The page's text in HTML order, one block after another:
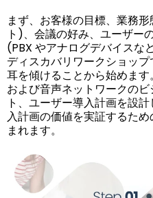
まず、お客様の目標、業務
ト)、会議の好み、ユーザー
(PBX やアナログデバイスな
ディスカバリワークショッ
耳を傾けることから始めま
および音声ネットワークの
ト、ユーザー導入計画を設
入計画の価値を実証するた
まれます。